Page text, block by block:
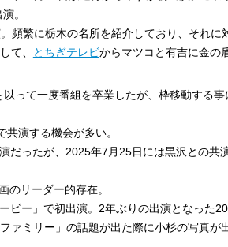
。
頻繁に栃木の名所を紹介しており、それに
て、
とちぎテレビからマツコと有吉に金の
って一度番組を卒業したが、枠移動する事
演する機会が多い。
だったが、2025年7月25日には黒沢との共
のリーダー的存在。
ビー」で初出演。2年ぶりの出演となった
ァミリー」の話題が出た際に小杉の写真が